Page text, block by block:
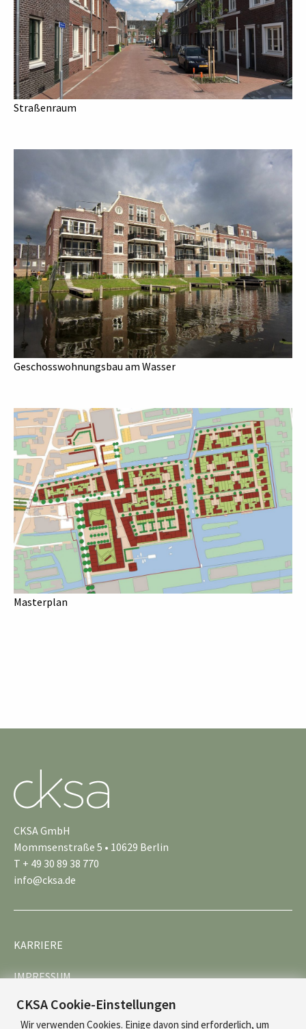
Straßenraum
Geschosswohnungsbau am Wasser
Masterplan
CKSA GmbH
Mommsenstraße 5 • 10629 Berlin
T + 49 30 89 38 770
info@cksa.de
KARRIERE
IMPRESSUM
DATENSCHUTZ
CKSA Cookie-Einstellungen
Wir verwenden Cookies. Einige davon sind erforderlich, um